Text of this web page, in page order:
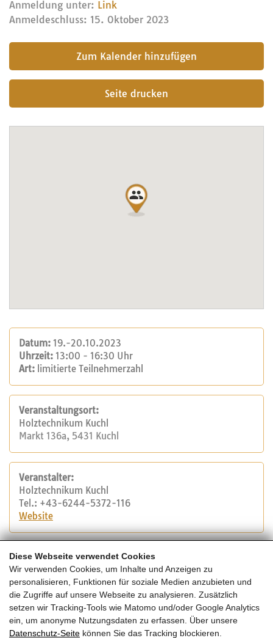
Diese Webseite verwendet Cookies
Wir verwenden Cookies, um Inhalte und Anzeigen zu
personalisieren, Funktionen für soziale Medien anzubieten und
die Zugriffe auf unsere Webseite zu analysieren. Zusätzlich
setzen wir Tracking-Tools wie Matomo und/oder Google Analytics
ein, um anonyme Nutzungsdaten zu erfassen. Über unsere
Datenschutz-Seite können Sie das Tracking blockieren.
Anmeldung unter: Link
Anmeldeschluss: 15. Oktober 2023
Seite drucken
Datum: 19.-20.10.2023
Uhrzeit: 13:00 - 16:30 Uhr
Art: limitierte Teilnehmerzahl
Veranstaltungsort:
Holztechnikum Kuchl
Markt 136a, 5431 Kuchl
Veranstalter:
Holztechnikum Kuchl
Tel.: +43-6244-5372-116
Website
Kosten:
Kosten: *383,20 €
*Dieser Kurs ist im Semesterprogramm der FH Salzburg
integriert. Mit Zahlung der Kursgebühr sind Sie für
dasWintersemester 2023/24 als außerordentlicher
Hörer an der FH inskripiert und können noch weitere